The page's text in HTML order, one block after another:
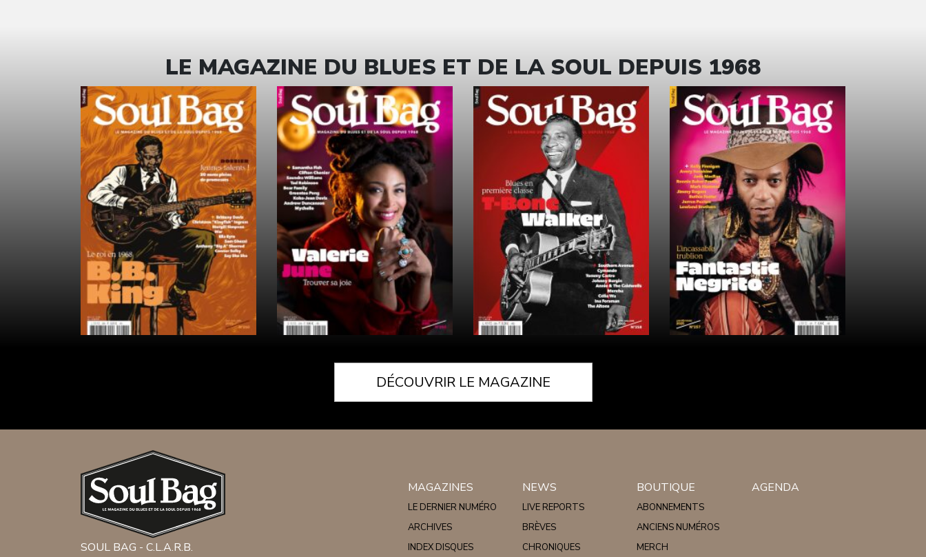
LE MAGAZINE DU BLUES ET DE LA SOUL DEPUIS 1968
DÉCOUVRIR LE MAGAZINE
SOUL BAG - C.L.A.R.B.
MAGAZINES
LE DERNIER NUMÉRO
ARCHIVES
INDEX DISQUES
NEWS
LIVE REPORTS
BRÈVES
CHRONIQUES
BOUTIQUE
ABONNEMENTS
ANCIENS NUMÉROS
MERCH
AGENDA